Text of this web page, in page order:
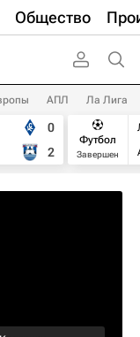
Общество
АПЛ Ла Лига
0
2
Футбол
Завершен